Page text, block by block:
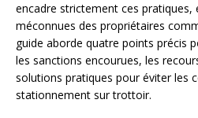
encadre strictement ces
méconnues des propriétaires
guide aborde quatre points précis
les sanctions encourues, les
solutions pratiques pour éviter les
stationnement sur trottoir.